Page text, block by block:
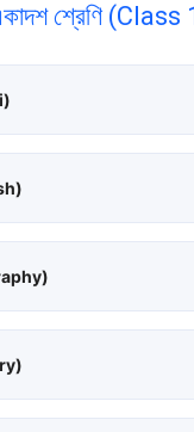
শ্রেণি (Class